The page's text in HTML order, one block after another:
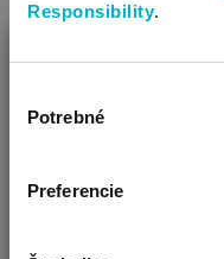
Responsibility.
súhlasu
Potrebné
Preferencie